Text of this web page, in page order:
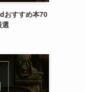
おすすめ本70